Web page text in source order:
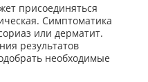
присоединяться
Симптоматика
или дерматит.
результатов
необходимые